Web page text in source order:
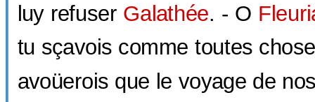
luy refuser Galathée. - O
tu sçavois comme toutes
avoüerois que le voyage de